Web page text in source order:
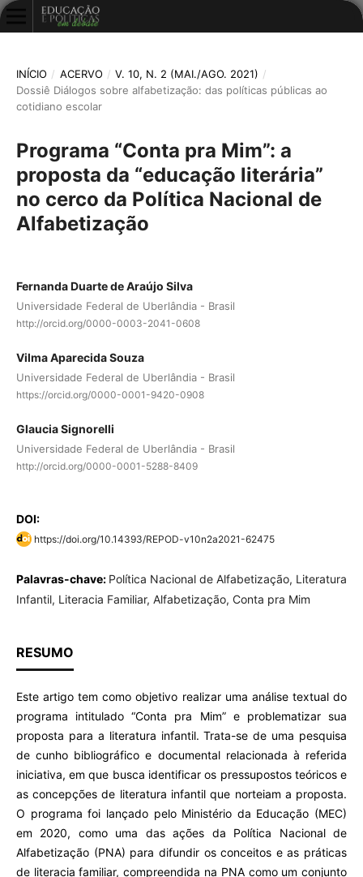
INÍCIO / ACERVO / V. 10, N. 2 (MAI./AGO. 2021) /
Dossiê Diálogos sobre alfabetização: das políticas públicas ao
cotidiano escolar
Programa “Conta pra Mim”: a
proposta da “educação literária”
no cerco da Política Nacional de
Alfabetização
Fernanda Duarte de Araújo Silva
Universidade Federal de Uberlândia - Brasil
http://orcid.org/0000-0003-2041-0608
Vilma Aparecida Souza
Universidade Federal de Uberlândia - Brasil
https://orcid.org/0000-0001-9420-0908
Glaucia Signorelli
Universidade Federal de Uberlândia - Brasil
http://orcid.org/0000-0001-5288-8409
DOI:
https://doi.org/10.14393/REPOD-v10n2a2021-62475
Palavras-chave: Política Nacional de Alfabetização, Literatura
Infantil, Literacia Familiar, Alfabetização, Conta pra Mim
RESUMO
Este artigo tem como objetivo realizar uma análise textual do
programa intitulado “Conta pra Mim” e problematizar sua
proposta para a literatura infantil. Trata-se de uma pesquisa
de cunho bibliográfico e documental relacionada à referida
iniciativa, em que busca identificar os pressupostos teóricos e
as concepções de literatura infantil que norteiam a proposta.
O programa foi lançado pelo Ministério da Educação (MEC)
em 2020, como uma das ações da Política Nacional de
Alfabetização (PNA) para difundir os conceitos e as práticas
de literacia familiar, compreendida na PNA como um conjunto